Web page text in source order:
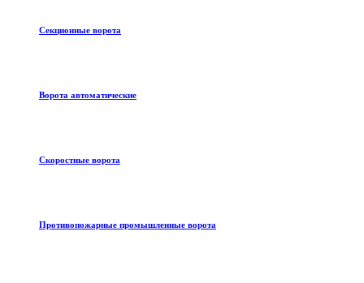
Секционные ворота
Ворота автоматические
Скоростные ворота
Противопожарные промышленные ворота